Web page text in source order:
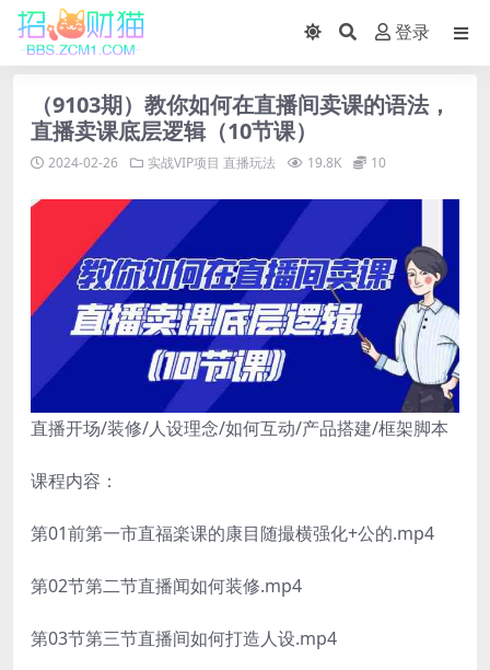
登录
（9103期）教你如何在直播间卖课的语法，
直播卖课底层逻辑（10节课）
2024-02-26 实战VIP项目 直播玩法 19.8K 10
直播开场/装修/人设理念/如何互动/产品搭建/框架脚本
课程内容：
第01前第一市直福楽课的康目随撮横强化+公的.mp4
第02节第二节直播闻如何装修.mp4
第03节第三节直播间如何打造人设.mp4